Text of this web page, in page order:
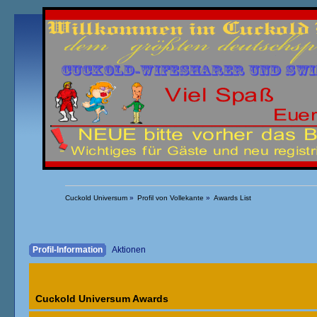
Übersicht Kalender Einloggen Registrieren
Cuckold Universum » Profil von Vollekante » Awards List
Profil-Information Aktionen
Cuckold Universum Awards